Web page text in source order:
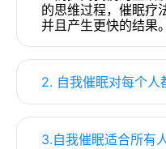
的思维过程，催眠疗
并且产生更快的结果。
2. 自我催眠对每个人
3.自我催眠适合所有